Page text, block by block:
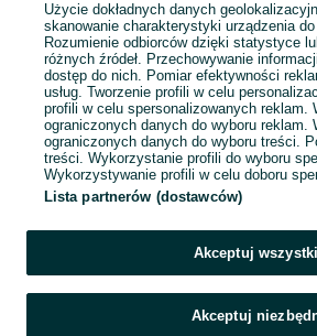
Użycie dokładnych danych
skanowanie charakterystyki urządzenia
Rozumienie odbiorców dzięki statystyce
różnych źródeł. Przechowywanie
dostęp do nich. Pomiar efektywności
usług. Tworzenie profili w celu
profili w celu spersonalizowanych reklam.
ograniczonych danych do wyboru reklam.
ograniczonych danych do wyboru treści.
treści. Wykorzystanie profili do wyboru
Wykorzystywanie profili w celu doboru
Lista partnerów (dostawców)
Akceptuj
Akceptuj